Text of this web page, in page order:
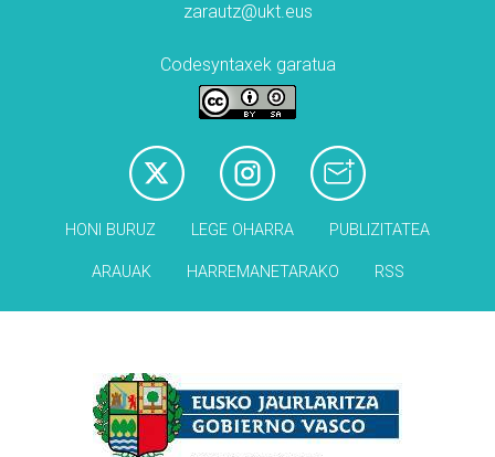
zarautz@ukt.eus
Codesyntaxek garatua
HONI BURUZ LEGE OHARRA PUBLIZITATEA
ARAUAK HARREMANETARAKO RSS